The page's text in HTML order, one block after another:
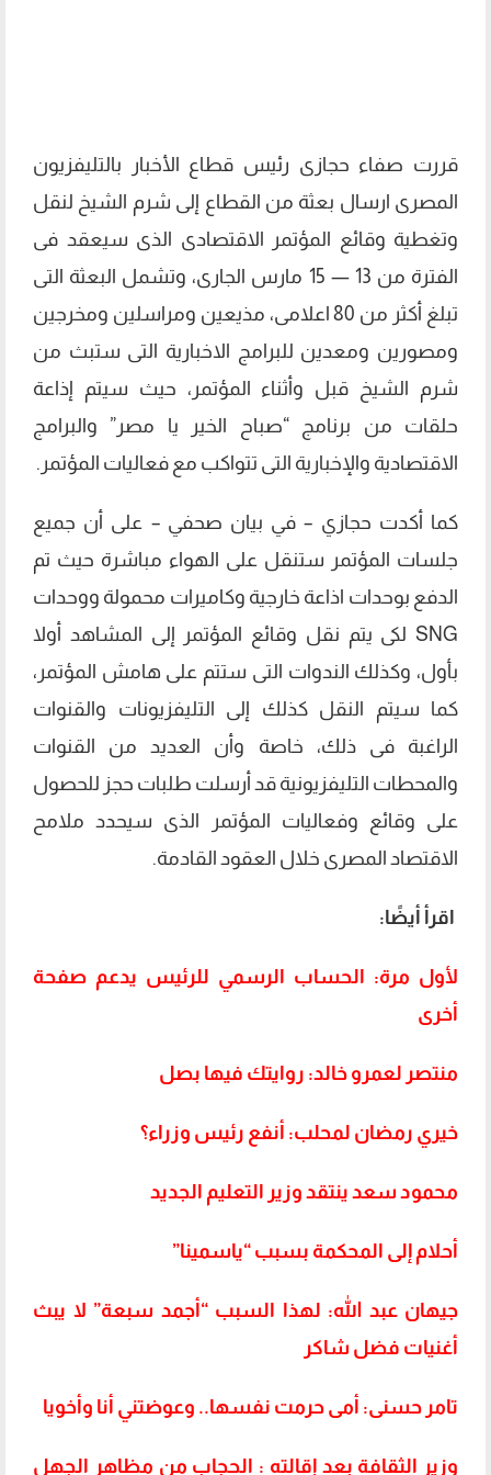
قررت صفاء حجازى رئيس قطاع الأخبار بالتليفزيون
المصرى ارسال بعثة من القطاع إلى شرم الشيخ لنقل
وتغطية وقائع المؤتمر الاقتصادى الذى سيعقد فى
الفترة من 13 — 15 مارس الجارى، وتشمل البعثة التى
تبلغ أكثر من 80 اعلامى، مذيعين ومراسلين ومخرجين
ومصورين ومعدين للبرامج الاخبارية التى ستبث من
شرم الشيخ قبل وأثناء المؤتمر، حيث سيتم إذاعة
حلقات من برنامج “صباح الخير يا مصر” والبرامج
الاقتصادية والإخبارية التى تتواكب مع فعاليات المؤتمر.
كما أكدت حجازي – في بيان صحفي – على أن جميع
جلسات المؤتمر ستنقل على الهواء مباشرة حيث تم
الدفع بوحدات اذاعة خارجية وكاميرات محمولة ووحدات
SNG لكى يتم نقل وقائع المؤتمر إلى المشاهد أولا
بأول، وكذلك الندوات التى ستتم على هامش المؤتمر،
كما سيتم النقل كذلك إلى التليفزيونات والقنوات
الراغبة فى ذلك، خاصة وأن العديد من القنوات
والمحطات التليفزيونية قد أرسلت طلبات حجز للحصول
على وقائع وفعاليات المؤتمر الذى سيحدد ملامح
الاقتصاد المصرى خلال العقود القادمة.
اقرأ أيضًا:
لأول مرة: الحساب الرسمي للرئيس يدعم صفحة
أخرى
منتصر لعمرو خالد: روايتك فيها بصل
خيري رمضان لمحلب: أنفع رئيس وزراء؟
محمود سعد ينتقد وزير التعليم الجديد
أحلام إلى المحكمة بسبب “ياسمينا”
جيهان عبد الله: لهذا السبب “أجمد سبعة” لا يبث
أغنيات فضل شاكر
تامر حسنى: أمى حرمت نفسها.. وعوضتني أنا وأخويا
وزير الثقافة بعد إقالته : الحجاب من مظاهر الجهل